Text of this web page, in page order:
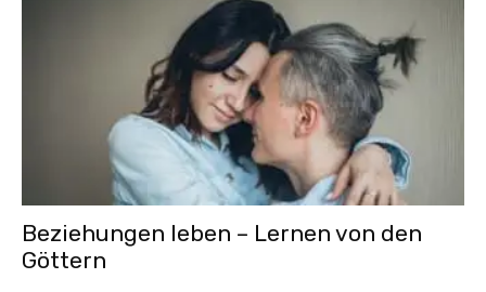
Beziehungen leben – Lernen von den
Göttern